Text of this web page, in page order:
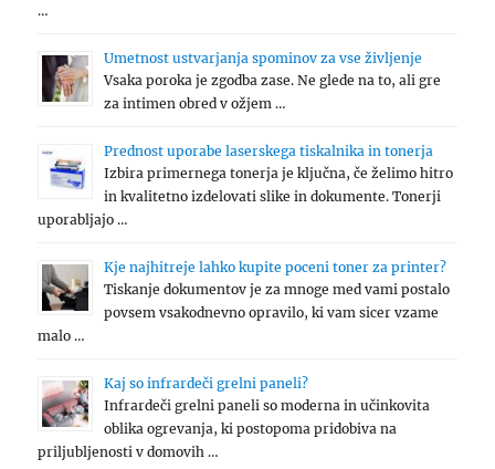
…
Umetnost ustvarjanja spominov za vse življenje
Vsaka poroka je zgodba zase. Ne glede na to, ali gre
za intimen obred v ožjem …
Prednost uporabe laserskega tiskalnika in tonerja
Izbira primernega tonerja je ključna, če želimo hitro
in kvalitetno izdelovati slike in dokumente. Tonerji
uporabljajo …
Kje najhitreje lahko kupite poceni toner za printer?
Tiskanje dokumentov je za mnoge med vami postalo
povsem vsakodnevno opravilo, ki vam sicer vzame
malo …
Kaj so infrardeči grelni paneli?
Infrardeči grelni paneli so moderna in učinkovita
oblika ogrevanja, ki postopoma pridobiva na
priljubljenosti v domovih …